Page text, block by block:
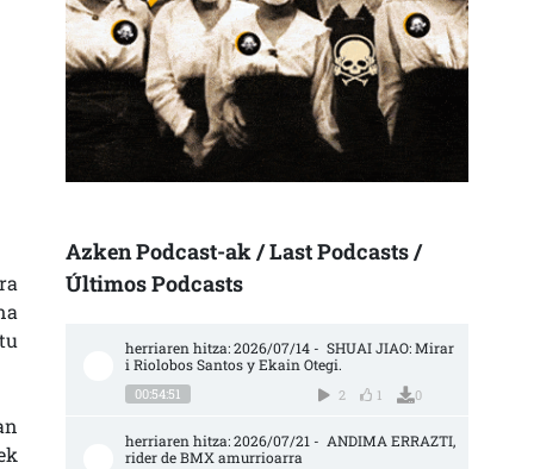
Azken Podcast-ak / Last Podcasts /
Últimos Podcasts
herriaren hitza: 2026/07/14 -  SHUAI JIAO: Mirar
i Riolobos Santos y Ekain Otegi.
00:54:51 2 1 0
herriaren hitza: 2026/07/21 -  ANDIMA ERRAZTI,
rider de BMX amurrioarra